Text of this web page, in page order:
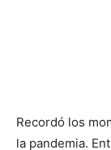
Recordó los
la pandemia.